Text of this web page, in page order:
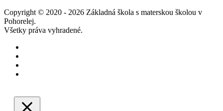
Copyright © 2020 - 2026 Základná škola s materskou školou v
Pohorelej.
Všetky práva vyhradené.